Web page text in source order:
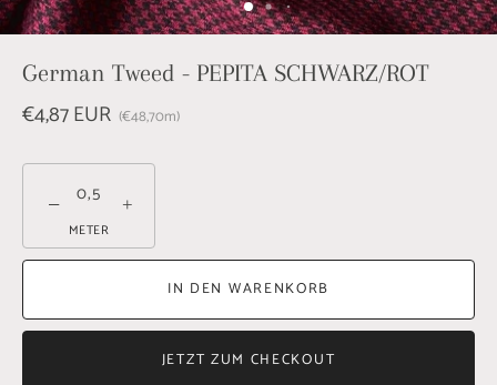
German Tweed - PEPITA SCHWARZ/ROT
€4,87 EUR €48,70m
−
METER
+
IN DEN WARENKORB
JETZT ZUM CHECKOUT